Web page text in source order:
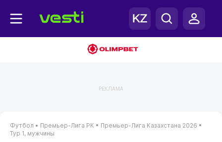
РЕКЛАМА
Футбол • Премьер-Лига РК • Премьер-Лига Казахстана 2026 •
Тур 1, мужчины